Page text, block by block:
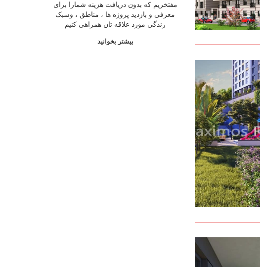
مفتخریم که بدون دریافت هزینه شمارا برای
معرفی و بازدید پروژه ها ، مناطق ، وسبک
زندگی مورد علاقه تان همراهی کنیم
بیشتر بخوانید